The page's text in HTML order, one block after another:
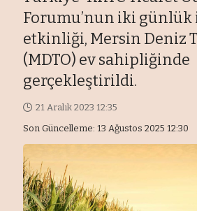
Forumu’nun iki günlük
etkinliği, Mersin Deniz
(MDTO) ev sahipliğinde
gerçekleştirildi.
Son Güncelleme: 13 Ağustos 2025 12:30
21 Aralık 2023 12:35